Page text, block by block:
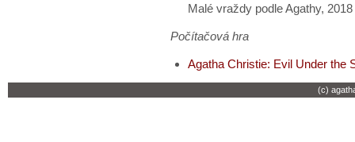
Malé vraždy podle Agathy, 2018
Počítačová hra
Agatha Christie: Evil Under the
(c)